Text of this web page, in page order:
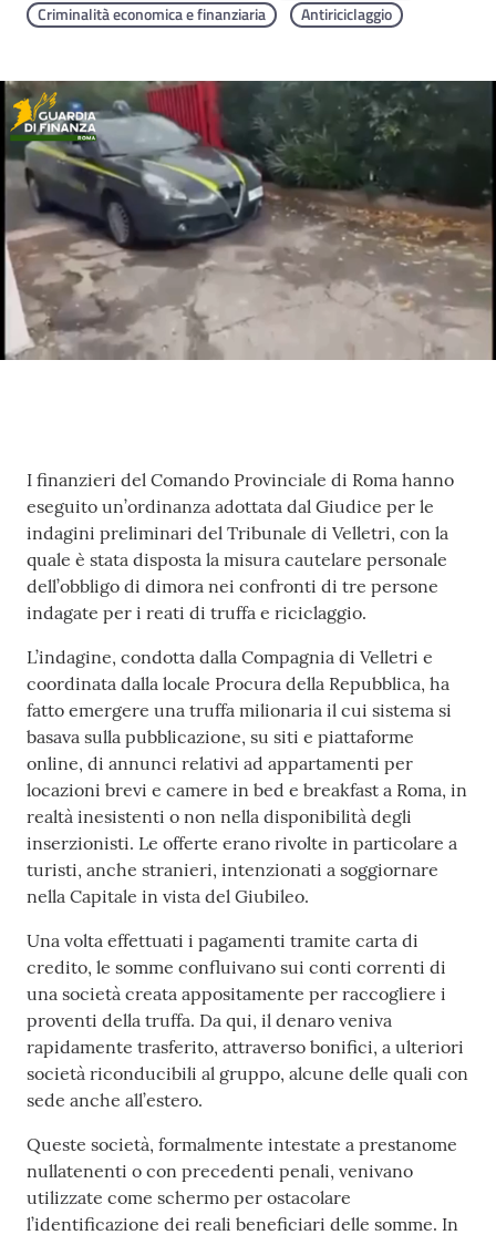
Contatti
Seguici
su
Criminalità economica e finanziaria
Antiriciclaggio
Contenuto
I finanzieri del Comando Provinciale di Roma hanno
eseguito un’ordinanza adottata dal Giudice per le
indagini preliminari del Tribunale di Velletri, con la
quale è stata disposta la misura cautelare personale
dell’obbligo di dimora nei confronti di tre persone
indagate per i reati di truffa e riciclaggio.
L’indagine, condotta dalla Compagnia di Velletri e
coordinata dalla locale Procura della Repubblica, ha
fatto emergere una truffa milionaria il cui sistema si
basava sulla pubblicazione, su siti e piattaforme
online, di annunci relativi ad appartamenti per
locazioni brevi e camere in bed e breakfast a Roma, in
realtà inesistenti o non nella disponibilità degli
inserzionisti. Le offerte erano rivolte in particolare a
turisti, anche stranieri, intenzionati a soggiornare
nella Capitale in vista del Giubileo.
Una volta effettuati i pagamenti tramite carta di
credito, le somme confluivano sui conti correnti di
una società creata appositamente per raccogliere i
proventi della truffa. Da qui, il denaro veniva
rapidamente trasferito, attraverso bonifici, a ulteriori
società riconducibili al gruppo, alcune delle quali con
sede anche all’estero.
Queste società, formalmente intestate a prestanome
nullatenenti o con precedenti penali, venivano
utilizzate come schermo per ostacolare
l’identificazione dei reali beneficiari delle somme. In